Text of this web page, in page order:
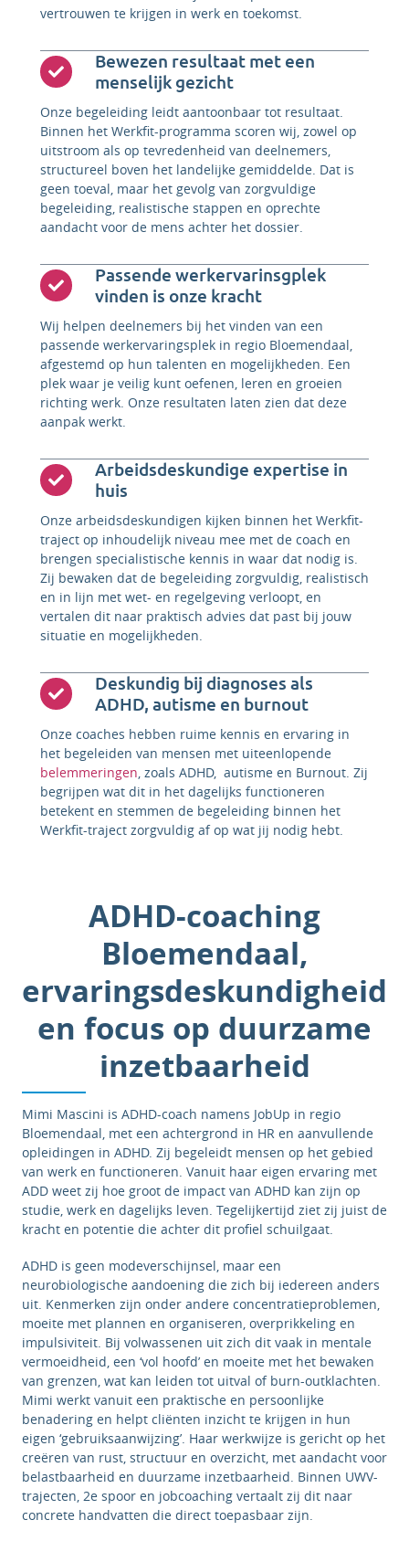
vertrouwen te krijgen in werk en toekomst.
Bewezen resultaat met een
menselijk gezicht
Onze begeleiding leidt aantoonbaar tot resultaat.
Binnen het Werkfit-programma scoren wij, zowel op
uitstroom als op tevredenheid van deelnemers,
structureel boven het landelijke gemiddelde. Dat is
geen toeval, maar het gevolg van zorgvuldige
begeleiding, realistische stappen en oprechte
aandacht voor de mens achter het dossier.
Passende werkervarinsgplek
vinden is onze kracht
Wij helpen deelnemers bij het vinden van een
passende werkervaringsplek in regio Bloemendaal,
afgestemd op hun talenten en mogelijkheden. Een
plek waar je veilig kunt oefenen, leren en groeien
richting werk. Onze resultaten laten zien dat deze
aanpak werkt.
Arbeidsdeskundige expertise in
huis
Onze arbeidsdeskundigen kijken binnen het Werkfit-
traject op inhoudelijk niveau mee met de coach en
brengen specialistische kennis in waar dat nodig is.
Zij bewaken dat de begeleiding zorgvuldig, realistisch
en in lijn met wet- en regelgeving verloopt, en
vertalen dit naar praktisch advies dat past bij jouw
situatie en mogelijkheden.
Deskundig bij diagnoses als
ADHD, autisme en burnout
Onze coaches hebben ruime kennis en ervaring in
het begeleiden van mensen met uiteenlopende
belemmeringen , zoals ADHD, autisme en Burnout. Zij
begrijpen wat dit in het dagelijks functioneren
betekent en stemmen de begeleiding binnen het
Werkfit-traject zorgvuldig af op wat jij nodig hebt.
ADHD-coaching
Bloemendaal,
ervaringsdeskundigheid
en focus op duurzame
inzetbaarheid
Mimi Mascini is ADHD-coach namens JobUp in regio
Bloemendaal, met een achtergrond in HR en aanvullende
opleidingen in ADHD. Zij begeleidt mensen op het gebied
van werk en functioneren. Vanuit haar eigen ervaring met
ADD weet zij hoe groot de impact van ADHD kan zijn op
studie, werk en dagelijks leven. Tegelijkertijd ziet zij juist de
kracht en potentie die achter dit profiel schuilgaat.
ADHD is geen modeverschijnsel, maar een
neurobiologische aandoening die zich bij iedereen anders
uit. Kenmerken zijn onder andere concentratieproblemen,
moeite met plannen en organiseren, overprikkeling en
impulsiviteit. Bij volwassenen uit zich dit vaak in mentale
vermoeidheid, een ‘vol hoofd’ en moeite met het bewaken
van grenzen, wat kan leiden tot uitval of burn-outklachten.
Mimi werkt vanuit een praktische en persoonlijke
benadering en helpt cliënten inzicht te krijgen in hun
eigen ‘gebruiksaanwijzing’. Haar werkwijze is gericht op het
creëren van rust, structuur en overzicht, met aandacht voor
belastbaarheid en duurzame inzetbaarheid. Binnen UWV-
trajecten, 2e spoor en jobcoaching vertaalt zij dit naar
concrete handvatten die direct toepasbaar zijn.